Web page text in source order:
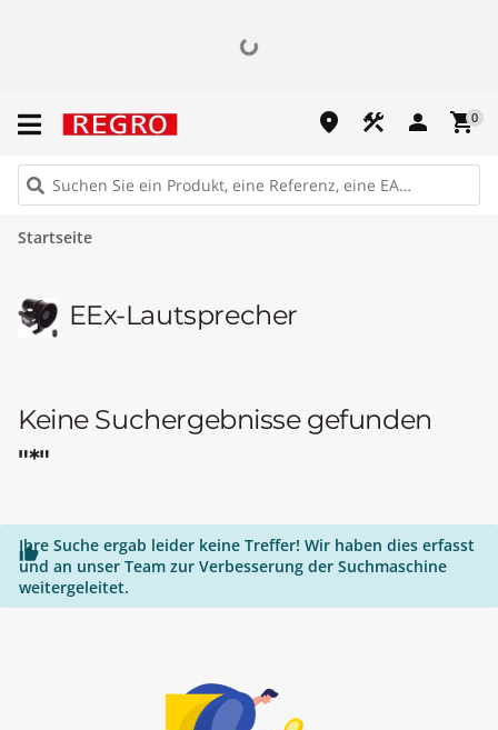
place construction person shopping_cart0
Startseite
EEx-Lautsprecher
Keine Suchergebnisse gefunden
"*"

Ihre Suche ergab leider keine Treffer! Wir haben dies erfasst
und an unser Team zur Verbesserung der Suchmaschine
weitergeleitet.